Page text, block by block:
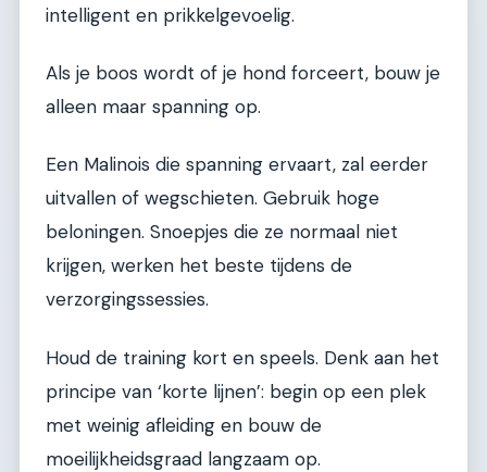
intelligent en prikkelgevoelig.
Als je boos wordt of je hond forceert, bouw je
alleen maar spanning op.
Een Malinois die spanning ervaart, zal eerder
uitvallen of wegschieten. Gebruik hoge
beloningen. Snoepjes die ze normaal niet
krijgen, werken het beste tijdens de
verzorgingssessies.
Houd de training kort en speels. Denk aan het
principe van ‘korte lijnen’: begin op een plek
met weinig afleiding en bouw de
moeilijkheidsgraad langzaam op.